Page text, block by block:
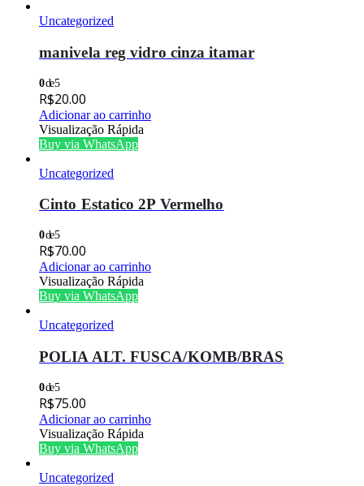
Uncategorized
manivela reg vidro cinza itamar
0de 5
R$20.00
Adicionar ao carrinho
Visualização Rápida
Buy via WhatsApp
Uncategorized
Cinto Estatico 2P Vermelho
0de 5
R$70.00
Adicionar ao carrinho
Visualização Rápida
Buy via WhatsApp
Uncategorized
POLIA ALT. FUSCA/KOMB/BRAS
0de 5
R$75.00
Adicionar ao carrinho
Visualização Rápida
Buy via WhatsApp
Uncategorized